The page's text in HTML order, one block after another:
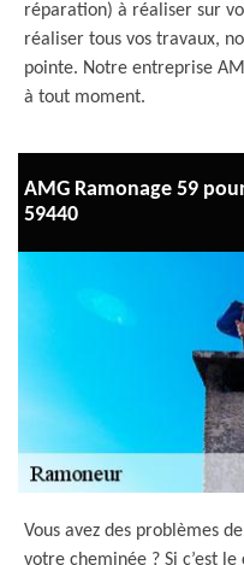
réparation) à réaliser sur
réaliser tous vos travaux,
pointe. Notre entreprise
à tout moment.
AMG Ramonage 59
59440
Vous avez des problèmes
votre cheminée ? Si c’est le